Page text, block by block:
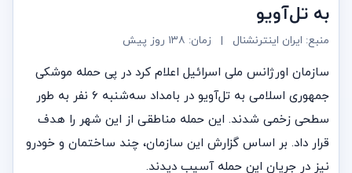
به تل‌آویو
منبع: ایران اینترنشنال | زمان: ۱۳۸ روز پیش
سازمان اورژانس ملی اسرائیل اعلام کرد در پی حمله موشکی
جمهوری اسلامی به تل‌آویو در بامداد سه‌شنبه ۶ نفر به طور
سطحی زخمی شدند. این حمله مناطقی از این شهر را هدف
قرار داد. بر اساس گزارش این سازمان، چند ساختمان و خودرو
نیز در جریان این حمله آسیب دیدند.